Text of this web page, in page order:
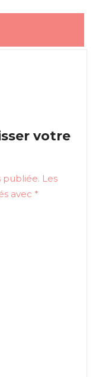
votre
publiée. Les
avec *